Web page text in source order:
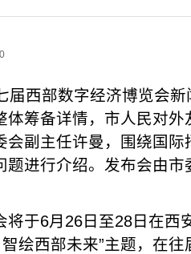
届西部数字经济博览会
体筹备详情，市人民对
会副主任许曼，围绕国
题进行介绍。发布会由
将于6月26日至28日在西
绘西部未来”主题，在